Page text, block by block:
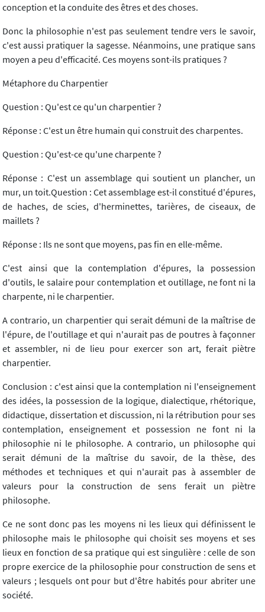
conception et la conduite des êtres et des choses.
Donc la philosophie n'est pas seulement tendre vers le savoir,
c'est aussi pratiquer la sagesse. Néanmoins, une pratique sans
moyen a peu d'efficacité. Ces moyens sont-ils pratiques ?
Métaphore du Charpentier
Question : Qu'est ce qu'un charpentier ?
Réponse : C'est un être humain qui construit des charpentes.
Question : Qu'est-ce qu'une charpente ?
Réponse : C'est un assemblage qui soutient un plancher, un
mur, un toit.Question : Cet assemblage est-il constitué d'épures,
de haches, de scies, d'herminettes, tarières, de ciseaux, de
maillets ?
Réponse : Ils ne sont que moyens, pas fin en elle-même.
C'est ainsi que la contemplation d'épures, la possession
d'outils, le salaire pour contemplation et outillage, ne font ni la
charpente, ni le charpentier.
A contrario, un charpentier qui serait démuni de la maîtrise de
l'épure, de l'outillage et qui n'aurait pas de poutres à façonner
et assembler, ni de lieu pour exercer son art, ferait piètre
charpentier.
Conclusion : c'est ainsi que la contemplation ni l'enseignement
des idées, la possession de la logique, dialectique, rhétorique,
didactique, dissertation et discussion, ni la rétribution pour ses
contemplation, enseignement et possession ne font ni la
philosophie ni le philosophe. A contrario, un philosophe qui
serait démuni de la maîtrise du savoir, de la thèse, des
méthodes et techniques et qui n'aurait pas à assembler de
valeurs pour la construction de sens ferait un piètre
philosophe.
Ce ne sont donc pas les moyens ni les lieux qui définissent le
philosophe mais le philosophe qui choisit ses moyens et ses
lieux en fonction de sa pratique qui est singulière : celle de son
propre exercice de la philosophie pour construction de sens et
valeurs ; lesquels ont pour but d'être habités pour abriter une
société.